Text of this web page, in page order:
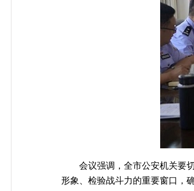
会议强调，全市公安机关要
形象、检验战斗力的重要窗口，